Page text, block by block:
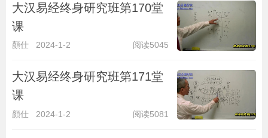
大汉易经终身研究班第170堂
课
顏仕 2024-1-2 阅读5045
大汉易经终身研究班第171堂
课
顏仕 2024-1-2 阅读5081